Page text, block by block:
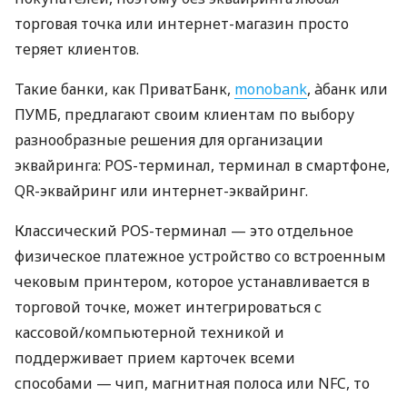
торговая точка или интернет-магазин просто
теряет клиентов.
Такие банки, как ПриватБанк, monobank, àбанк или
ПУМБ, предлагают своим клиентам по выбору
разнообразные решения для организации
эквайринга: POS-терминал, терминал в смартфоне,
QR-эквайринг или интернет-эквайринг.
Классический POS-терминал — это отдельное
физическое платежное устройство со встроенным
чековым принтером, которое устанавливается в
торговой точке, может интегрироваться с
кассовой/компьютерной техникой и
поддерживает прием карточек всеми
способами — чип, магнитная полоса или NFC, то